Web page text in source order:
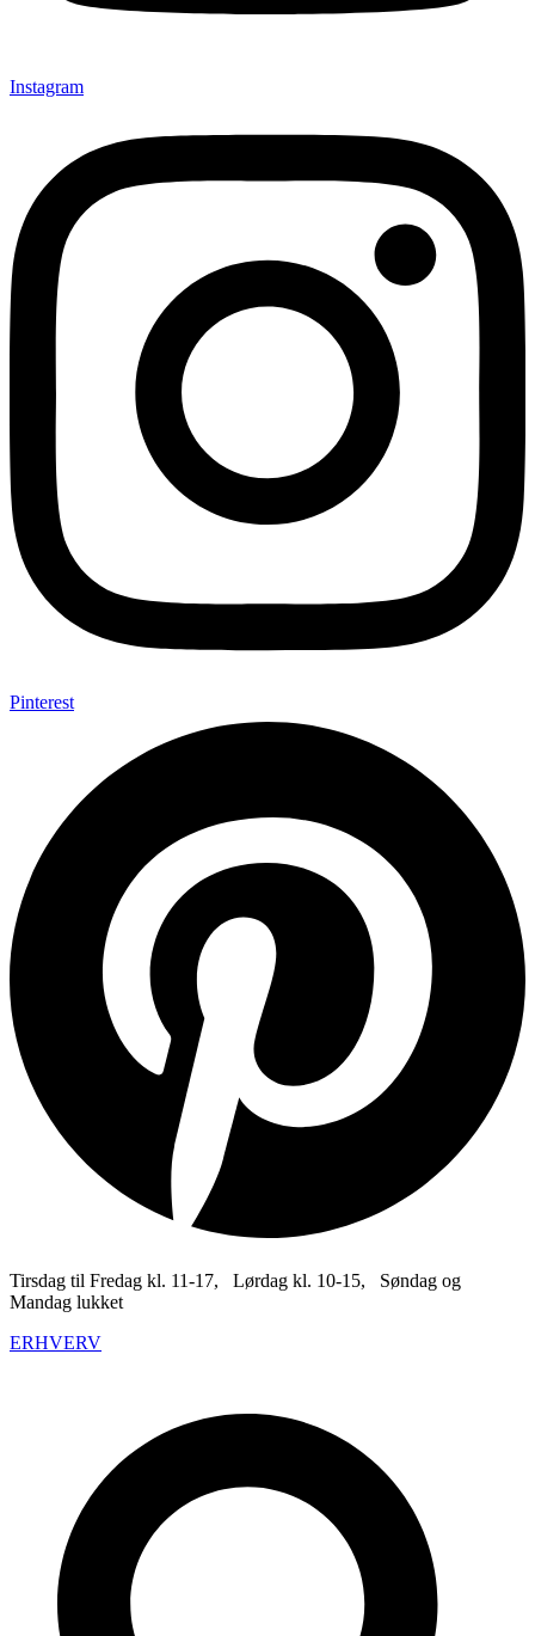
Instagram
Pinterest
Tirsdag til Fredag kl. 11-17, Lørdag kl. 10-15, Søndag og
Mandag lukket
ERHVERV